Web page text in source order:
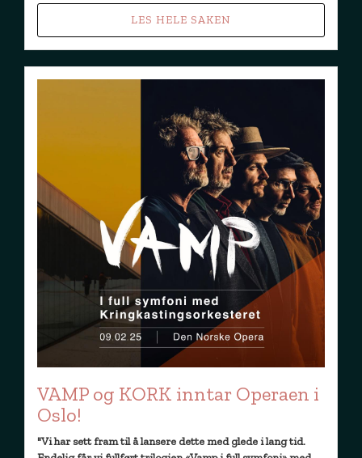
LES HELE SAKEN
VAMP og KORK inntar Operaen i
Oslo!
"Vi har sett fram til å lansere dette med glede i lang tid.